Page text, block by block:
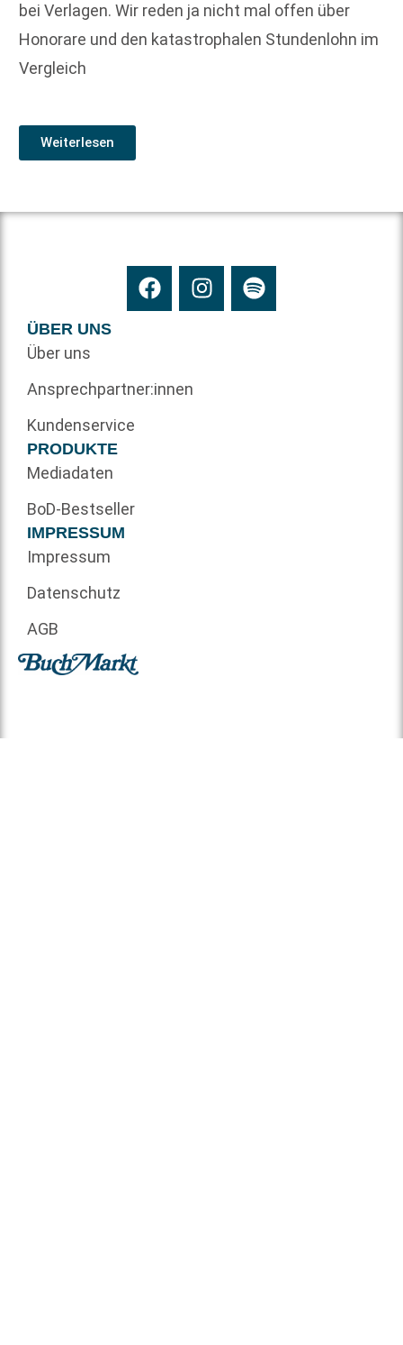
bei Verlagen. Wir reden ja nicht mal offen über
Honorare und den katastrophalen Stundenlohn im
Vergleich
Weiterlesen
ÜBER UNS
Über uns
Ansprechpartner:innen
Kundenservice
PRODUKTE
Mediadaten
BoD-Bestseller
IMPRESSUM
Impressum
Datenschutz
AGB